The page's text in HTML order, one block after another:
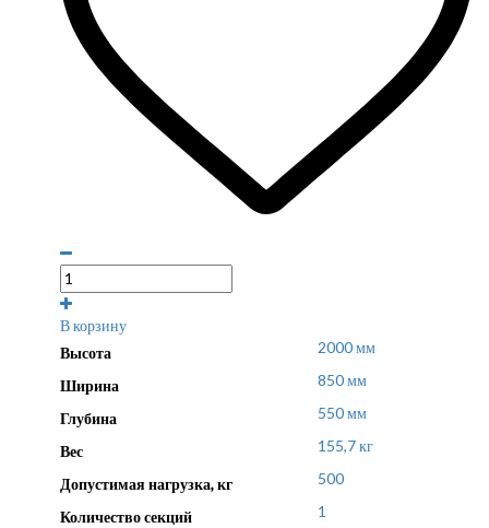
В корзину
Высота
2000 мм
Ширина 850 мм
Глубина 550 мм
Вес 155,7 кг
Допустимая нагрузка, кг 500
Количество секций 1